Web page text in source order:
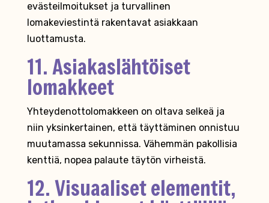
evästeilmoitukset ja turvallinen
lomakeviestintä rakentavat asiakkaan
luottamusta.
11. Asiakaslähtöiset
lomakkeet
Yhteydenottolomakkeen on oltava selkeä ja
niin yksinkertainen, että täyttäminen onnistuu
muutamassa sekunnissa. Vähemmän pakollisia
kenttiä, nopea palaute täytön virheistä.
12. Visuaaliset elementit,